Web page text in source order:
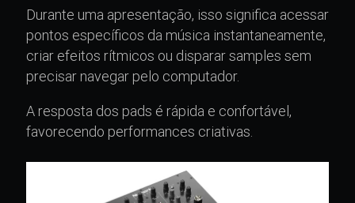
Durante uma apresentação, isso significa acessar
pontos específicos da música instantaneamente,
criar efeitos rítmicos ou disparar samples sem
precisar navegar pelo computador.
A resposta dos pads é rápida e confortável,
favorecendo performances criativas.